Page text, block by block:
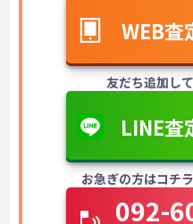
WEB査
友だち追加し
LINE査
お急ぎの方はコチ
092-